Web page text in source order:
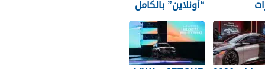
في
“أونلاين” بالكامل
في السعودية: من
الاختيار حتى
التوصيل لباب بيتك